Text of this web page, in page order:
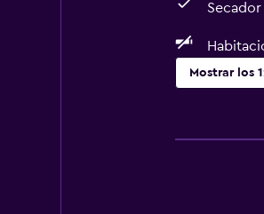
Mostrar los
Habitaciones